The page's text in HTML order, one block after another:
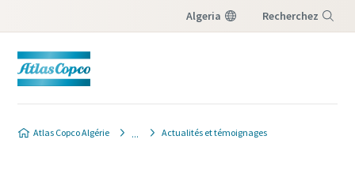
Algeria Recherchez
Atlas Copco Algérie Actualités et témoignages